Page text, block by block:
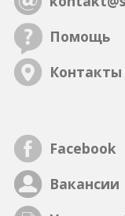
Помощь
Контакты
Facebook
Вакансии